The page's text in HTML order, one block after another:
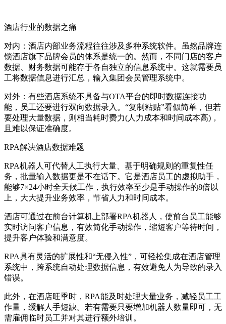
酒店行业的数据之痛
对内：酒店内部业务流程往往涉及多种系统软件。虽然品牌连
锁酒店旗下品牌会员的体系是统一的。然而，不同门店的客户
数据、财务数据可能存于各自独立的信息系统中。这就需要员
工将数据信息进行汇总，输入集团会员管理系统中。
对外：有些酒店系统不具备与OTA平台的即时数据连接功
能，员工还要进行双向数据录入。“复制粘贴”看似简单，但若
要处理大量数据，则相当耗时费力(人力成本和时间成本高)，
且难以保证准确度。
RPA解决酒店数据难题
RPA机器人可代替人工执行大量、基于明确规则的重复性任
务，批量输入数据更是不在话下。它是酒店员工的虚拟助手，
能够7×24小时全天候工作，执行效率至少是手动操作的8倍以
上，大大提升业务效率，节省人力和时间成本。
酒店可通过在前台计算机上部署RPA机器人，使前台员工能够
实时访问客户信息，有效简化手动操作，缩短客户等待时间，
提升客户体验和满意度。
RPA具有灵活的扩展性和“无侵入性”，可轻松集成在酒店管理
系统中，跨系统自动处理数据信息，有效避免人为导致的录入
错误。
此外，在酒店旺季时，RPA能及时处理大量业务，减轻员工工
作量，缓解人手短缺。若有需要只要增加机器人数量即可，无
需雇佣临时员工并对其进行额外培训。